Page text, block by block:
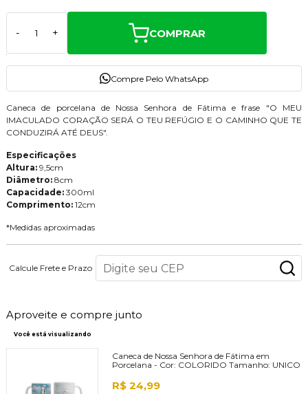
- + COMPRAR
Compre Pelo WhatsApp
Caneca de porcelana de Nossa Senhora de Fátima e frase "O MEU
IMACULADO CORAÇÃO SERÁ O TEU REFÚGIO E O CAMINHO QUE TE
CONDUZIRÁ ATÉ DEUS".
Especificações
Altura:9,5cm
Diâmetro:8cm
Capacidade:300ml
Comprimento: 12cm
*Medidas aproximadas
Calcule Frete e Prazo
Aproveite e compre junto
Você está visualizando
Caneca de Nossa Senhora de Fátima em
Porcelana - Cor: COLORIDO Tamanho: UNICO
R$ 24,99